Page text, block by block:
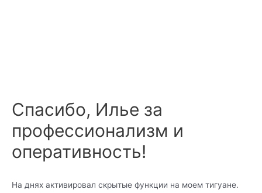
Спасибо, Илье за
профессионализм и
оперативность!
На днях активировал скрытые функции на моем тигуане.